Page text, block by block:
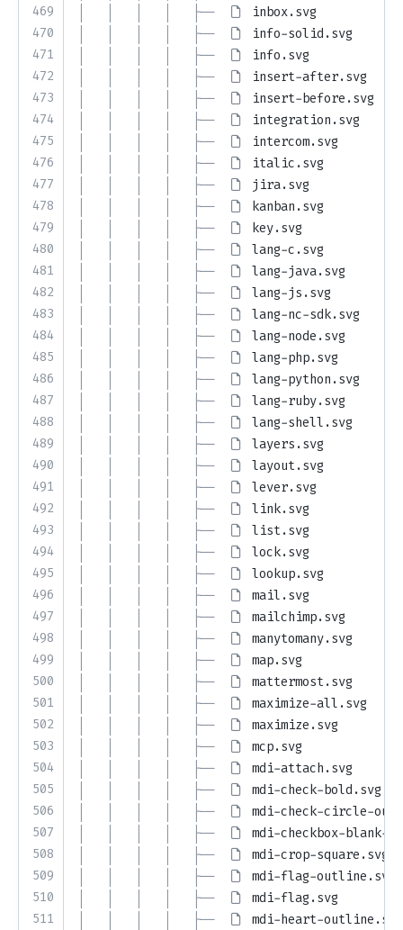
469
470
471
472
473
474
475
476
477
478
479
480
481
482
483
484
485
486
487
488
489
490
491
492
493
494
495
496
497
498
499
500
501
502
503
504
505
506
507
508
509
510
511
│   │   │   │   ├──
inbox.svg
│   │   │   │   ├──
info-solid.svg
│   │   │   │   ├──
info.svg
│   │   │   │   ├──
insert-after.svg
│   │   │   │   ├──
insert-before.svg
│   │   │   │   ├──
integration.svg
│   │   │   │   ├──
intercom.svg
│   │   │   │   ├──
italic.svg
│   │   │   │   ├──
jira.svg
│   │   │   │   ├──
kanban.svg
│   │   │   │   ├──
key.svg
│   │   │   │   ├──
lang-c.svg
│   │   │   │   ├──
lang-java.svg
│   │   │   │   ├──
lang-js.svg
│   │   │   │   ├──
lang-nc-sdk.svg
│   │   │   │   ├──
lang-node.svg
│   │   │   │   ├──
lang-php.svg
│   │   │   │   ├──
lang-python.svg
│   │   │   │   ├──
lang-ruby.svg
│   │   │   │   ├──
lang-shell.svg
│   │   │   │   ├──
layers.svg
│   │   │   │   ├──
layout.svg
│   │   │   │   ├──
lever.svg
│   │   │   │   ├──
link.svg
│   │   │   │   ├──
list.svg
│   │   │   │   ├──
lock.svg
│   │   │   │   ├──
lookup.svg
│   │   │   │   ├──
mail.svg
│   │   │   │   ├──
mailchimp.svg
│   │   │   │   ├──
manytomany.svg
│   │   │   │   ├──
map.svg
│   │   │   │   ├──
mattermost.svg
│   │   │   │   ├──
maximize-all.svg
│   │   │   │   ├──
maximize.svg
│   │   │   │   ├──
mcp.svg
│   │   │   │   ├──
mdi-attach.svg
│   │   │   │   ├──
mdi-check-bold.svg
│   │   │   │   ├──
mdi-check-circle-
│   │   │   │   ├──
mdi-checkbox-
│   │   │   │   ├──
mdi-crop-square.svg
│   │   │   │   ├──
mdi-flag-outline.svg
│   │   │   │   ├──
mdi-flag.svg
│   │   │   │   ├──
mdi-heart-outline.svg